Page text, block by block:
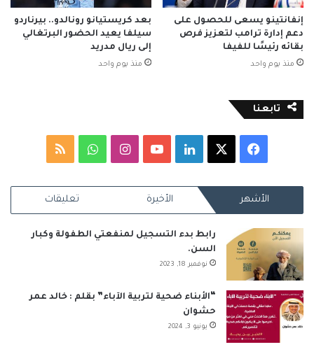
إنفانتينو يسعى للحصول على
دعم إدارة ترامب لتعزيز فرص
بقائه رئيسًا للفيفا
منذ يوم واحد
بعد كريستيانو رونالدو.. بيرناردو
سيلفا يعيد الحضور البرتغالي
إلى ريال مدريد
منذ يوم واحد
تابعنا
فيسبوك لينكدإن‫YouTubeانستقرامواتسابملخص
RSS الأشهر الأخيرة تعليقات
رابط بدء التسجيل لمنفعتي الطفولة وكبار
السن.
نوفمبر 18, 2023
“الأبناء ضحية لتربية الآباء” بقلم : خالد عمر
حشوان
يونيو 3, 2024